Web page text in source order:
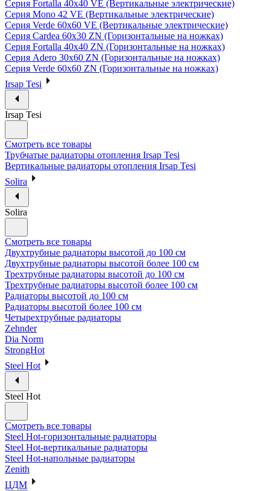
Серия Fortalla 40х40 VE (Вертикальные электрические)
Серия Mono 42 VE (Вертикальные электрические)
Серия Verde 60х60 VE (Вертикальные электрические)
Серия Cardea 60х30 ZN (Горизонтальные на ножках)
Серия Fortalla 40х40 ZN (Горизонтальные на ножках)
Серия Adero 30х60 ZN (Горизонтальные на ножках)
Серия Verde 60х60 ZN (Горизонтальные на ножках)
Irsap Tesi
Irsap Tesi
Смотреть все товары
Трубчатые радиаторы отопления Irsap Tesi
Вертикальные радиаторы отопления Irsap Tesi
Solira
Solira
Смотреть все товары
Двухтрубные радиаторы высотой до 100 см
Двухтрубные радиаторы высотой более 100 см
Трехтрубные радиаторы высотой до 100 см
Трехтрубные радиаторы высотой более 100 см
Радиаторы высотой до 100 см
Радиаторы высотой более 100 см
Четырехтрубные радиаторы
Zehnder
Dia Norm
StrongHot
Steel Hot
Steel Hot
Смотреть все товары
Steel Hot-горизонтальные радиаторы
Steel Hot-вертикальные радиаторы
Steel Hot-напольные радиаторы
Zenith
ЦДМ